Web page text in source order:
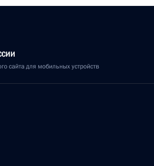
сайта для мобильных устройств